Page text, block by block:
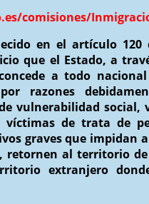
comisiones/
en el artículo 120
que el Estado, a
a todo
razones
vulnerabilidad social,
víctimas de trata de
graves que impidan
retornen al territorio de
extranjero